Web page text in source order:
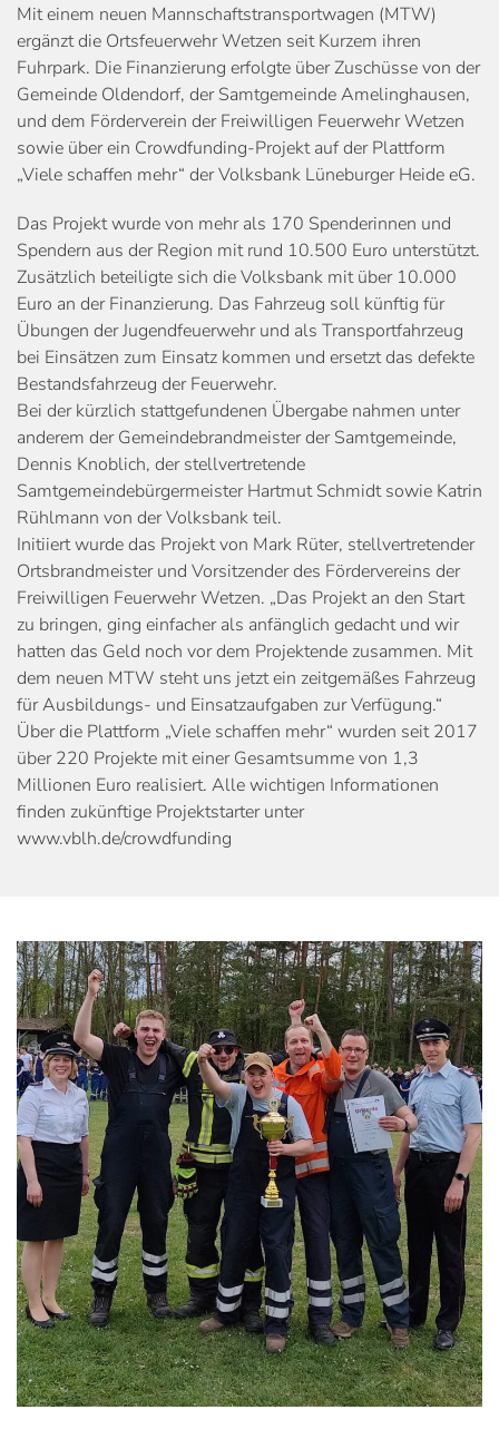
Mit einem neuen Mannschaftstransportwagen (MTW)
ergänzt die Ortsfeuerwehr Wetzen seit Kurzem ihren
Fuhrpark. Die Finanzierung erfolgte über Zuschüsse von der
Gemeinde Oldendorf, der Samtgemeinde Amelinghausen,
und dem Förderverein der Freiwilligen Feuerwehr Wetzen
sowie über ein Crowdfunding-Projekt auf der Plattform
„Viele schaffen mehr“ der Volksbank Lüneburger Heide eG.
Das Projekt wurde von mehr als 170 Spenderinnen und
Spendern aus der Region mit rund 10.500 Euro unterstützt.
Zusätzlich beteiligte sich die Volksbank mit über 10.000
Euro an der Finanzierung. Das Fahrzeug soll künftig für
Übungen der Jugendfeuerwehr und als Transportfahrzeug
bei Einsätzen zum Einsatz kommen und ersetzt das defekte
Bestandsfahrzeug der Feuerwehr.
Bei der kürzlich stattgefundenen Übergabe nahmen unter
anderem der Gemeindebrandmeister der Samtgemeinde,
Dennis Knoblich, der stellvertretende
Samtgemeindebürgermeister Hartmut Schmidt sowie Katrin
Rühlmann von der Volksbank teil.
Initiiert wurde das Projekt von Mark Rüter, stellvertretender
Ortsbrandmeister und Vorsitzender des Fördervereins der
Freiwilligen Feuerwehr Wetzen. „Das Projekt an den Start
zu bringen, ging einfacher als anfänglich gedacht und wir
hatten das Geld noch vor dem Projektende zusammen. Mit
dem neuen MTW steht uns jetzt ein zeitgemäßes Fahrzeug
für Ausbildungs- und Einsatzaufgaben zur Verfügung.“
Über die Plattform „Viele schaffen mehr“ wurden seit 2017
über 220 Projekte mit einer Gesamtsumme von 1,3
Millionen Euro realisiert. Alle wichtigen Informationen
finden zukünftige Projektstarter unter
www.vblh.de/crowdfunding